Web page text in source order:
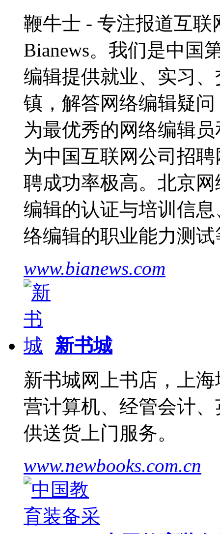
鞭牛士 - 专注报道互联
Bianews。我们是中国
编辑提供就业、实习
镇，解答网络编辑疑
为最优秀的网络编辑
为中国互联网公司招
聘成功率极高。北京
编辑的认证与培训信
络编辑的职业能力测
www.bianews.com
新书城
新书城网上书店，上
营计算机、经管会计
供送货上门服务。
www.newbooks.com.cn